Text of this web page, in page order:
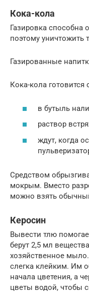
Кока-кола
Газировка способна
поэтому уничтожить
Газированные
Кока-кола
в бутыль
раствор
ждут, когда
Средством
мокрым. Вместо
можно взять
Керосин
Вывести тлю
берут 2,5 мл
хозяйственное
слегка клейким. Им
начала цветения, а
цветы водой, чтобы